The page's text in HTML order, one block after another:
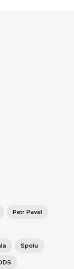
Petr Pavel
Spolu